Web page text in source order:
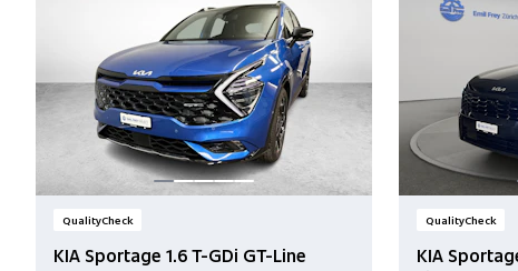
QualityCheck
KIA Sportage 1.6 T-GDi GT-Line
QualityCheck
KIA